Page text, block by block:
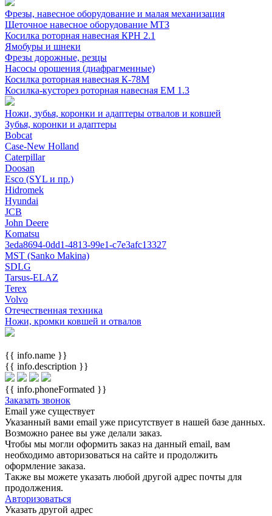
Фрезы, навесное оборудование и малая механизация
Щеточное навесное оборудование МТЗ
Косилка роторная навесная КРН 2.1
Ямобуры и шнеки
Фрезы дорожные, резцы
Насосы орошения (диафрагменные)
Косилка роторная навесная К-78М
Косилка-кусторез роторная навесная ЕМ 1.3
Ножи, зубья, коронки и адаптеры отвалов и ковшей
Зубья, коронки и адаптеры
Bobcat
Case-New Holland
Caterpillar
Doosan
Esco (SYL и пр.)
Hidromek
Hyundai
JCB
John Deere
Komatsu
3eda8694-0dd1-4813-99e1-c7e3afc13327
MST (Sanko Makina)
SDLG
Tarsus-ELAZ
Terex
Volvo
Отечественная техника
Ножи, кромки ковшей и отвалов
{{ info.name }}
{{ info.description }}
{{ info.phoneFormated }}
Заказать звонок
Email уже существует
Указанный вами email уже присутствует в нашей базе данных.
Возможно ранее вы уже делали заказ.
Чтобы мы могли оформить заказ на данный email, вам
необходимо авторизоваться на сайте и продолжить
оформление заказа.
Также вы можете указать любой другой адрес почты для
продолжения.
Авторизоваться
Указать другой адрес